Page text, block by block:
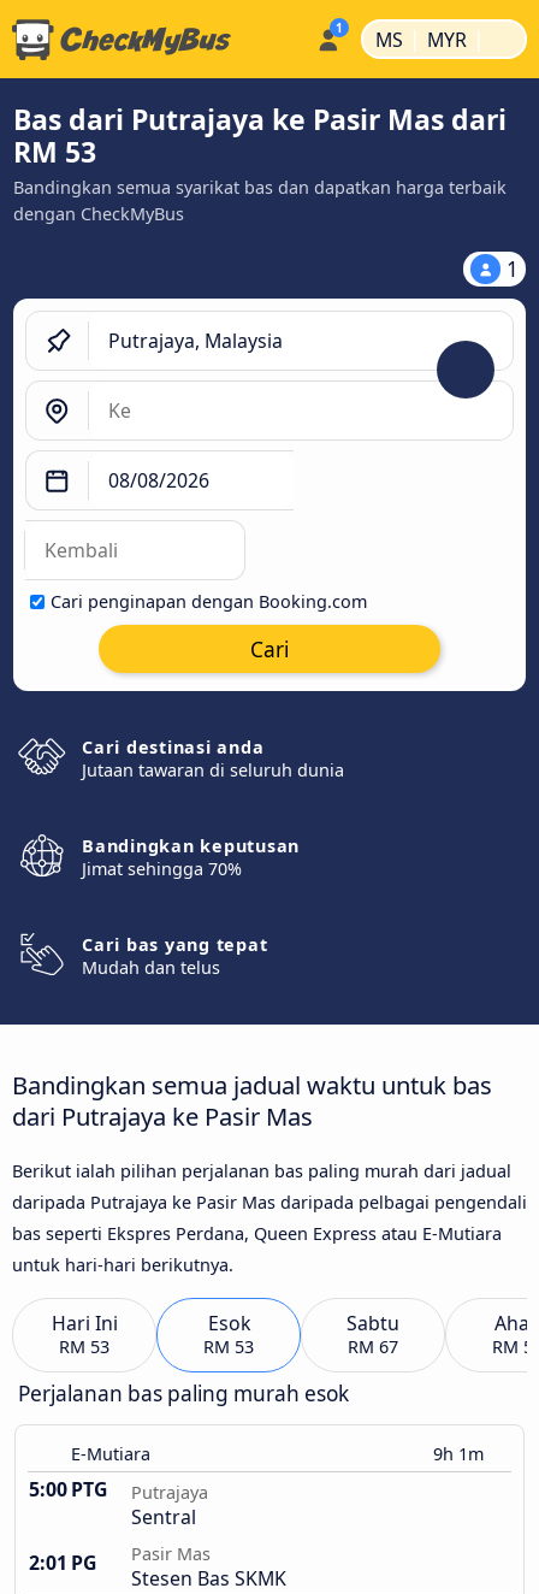
MS | MYR |
Bas dari Putrajaya ke Pasir Mas dari
RM 53
Bandingkan semua syarikat bas dan dapatkan harga terbaik
dengan CheckMyBus
1
Cari penginapan dengan Booking.com
Cari
Cari destinasi anda
Jutaan tawaran di seluruh dunia
Bandingkan keputusan
Jimat sehingga 70%
Cari bas yang tepat
Mudah dan telus
Bandingkan semua jadual waktu untuk bas
dari Putrajaya ke Pasir Mas
Berikut ialah pilihan perjalanan bas paling murah dari jadual
daripada Putrajaya ke Pasir Mas daripada pelbagai pengendali
bas seperti Ekspres Perdana, Queen Express atau E-Mutiara
untuk hari-hari berikutnya.
Hari Ini
RM 53
Esok
RM 53
Sabtu
RM 67 RM
Perjalanan bas paling murah esok
E-Mutiara 9h 1m
5:00 PTG Putrajaya
Sentral
2:01 PG
Pasir Mas
Stesen Bas SKMK